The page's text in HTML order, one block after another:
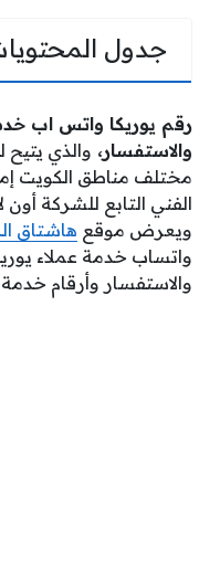
جدول
رقم يوريكا واتس اب
والاستفسار، والذي يتيح
مختلف مناطق الكويت
الفني التابع للشركة
ويعرض موقع هاشتاق
واتساب خدمة عملاء
والاستفسار وأرقام